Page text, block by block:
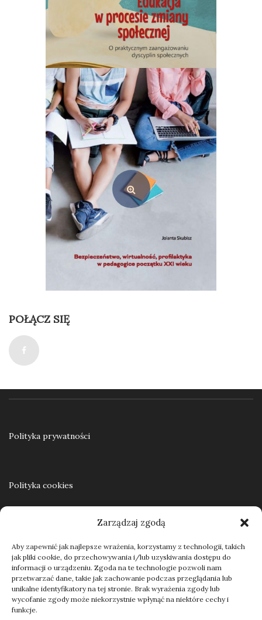
Zarządzaj zgodą
Aby zapewnić jak najlepsze wrażenia, korzystamy z technologii, takich
jak pliki cookie, do przechowywania i/lub uzyskiwania dostępu do
informacji o urządzeniu. Zgoda na te technologie pozwoli nam
przetwarzać dane, takie jak zachowanie podczas przeglądania lub
unikalne identyfikatory na tej stronie. Brak wyrażenia zgody lub
wycofanie zgody może niekorzystnie wpłynąć na niektóre cechy i
funkcje.
39,00zł
Dodaj do koszyka
Dodaj do koszyka
POŁĄCZ SIĘ
Polityka prywatności
Polityka cookies
Kontakt